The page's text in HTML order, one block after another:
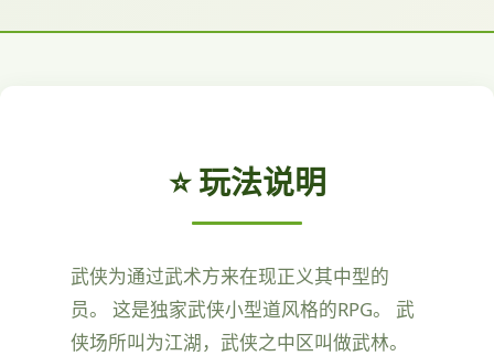
⭐ 玩法说明
武侠为通过武术方来在现正义其中型的
员。 这是独家武侠小型道风格的RPG。 武
侠场所叫为江湖，武侠之中区叫做武林。